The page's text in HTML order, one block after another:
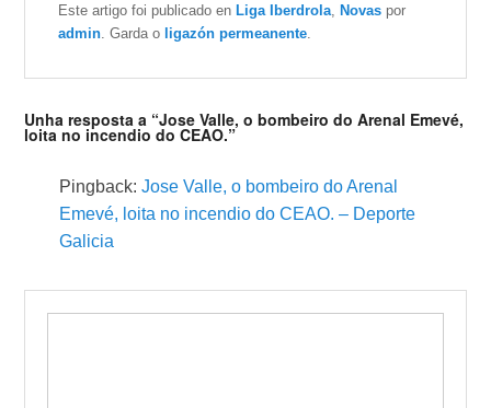
Este artigo foi publicado en Liga Iberdrola Novas por
admin . Garda o ligazón permeanente
Unha resposta a “Jose Valle, o bombeiro do Arenal Emevé,
loita no incendio do CEAO.”
Pingback:Jose Valle, o bombeiro do Arenal
Emevé, loita no incendio do CEAO. – Deporte
Galicia